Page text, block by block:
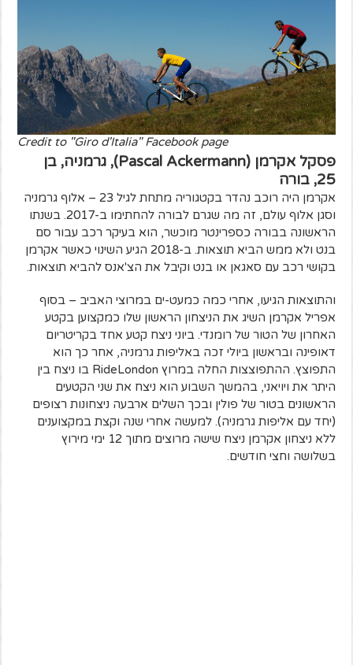
Credit to "Giro d'Italia" Facebook page
פסקל אקרמן (Pascal Ackermann), גרמניה, בן
25, בורה
אקרמן היה רוכב נהדר בקטגוריה מתחת לגיל 23 – אלוף גרמניה
וסגן אלוף עולם, זה מה שגרם לבורה להחתימו ב-2017. בשנתו
הראשונה בבורה כספרינטר מוכשר, הוא בעיקר רכב עבור סם
בנט ולא ממש הביא תוצאות. ב-2018 הגיע השינוי כאשר אקרמן
בקושי רכב עם סאגאן או בנט וקיבל את הצ'אנס להביא תוצאות.
והתוצאות הגיעו, אחרי כמה כמעט-ים במרוצי האביב – בסוף
אפריל אקרמן השיג את הניצחון הראשון שלו כמקצוען בקטע
האחרון של הטור של רומנדי. ביוני ניצח קטע אחד בקריטריום
דאופינה ובראשון ביולי זכה באליפות גרמניה, אחר כך הוא
התפוצץ. ההתפוצצות החלה במרוץ RideLondon בו ניצח בין
היתר את ויויאני, בהמשך השבוע הוא ניצח את שני הקטעים
הראשונים בטור של פולין ובכך השלים ארבעה ניצחונות רצופים
(יחד עם אליפות גרמניה). למעשה אחרי שנה וקצת במקצוענים
ללא ניצחון אקרמן ניצח שישה מרוצים מתוך 12 ימי מירוץ
בשלושה וחצי חודשים.